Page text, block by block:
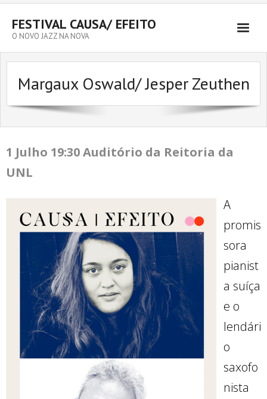
FESTIVAL CAUSA/ EFEITO
O NOVO JAZZ NA NOVA
Margaux Oswald/ Jesper Zeuthen
1 Julho 19:30 Auditório da Reitoria da
UNL
A
promis
sora
pianist
a suíça
e o
lendári
o
saxofo
nista